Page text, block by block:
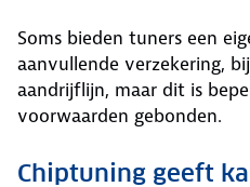
Soms bieden tuners een
aanvullende verzekering,
aandrijflijn, maar dit is
voorwaarden gebonden.
Chiptuning geeft